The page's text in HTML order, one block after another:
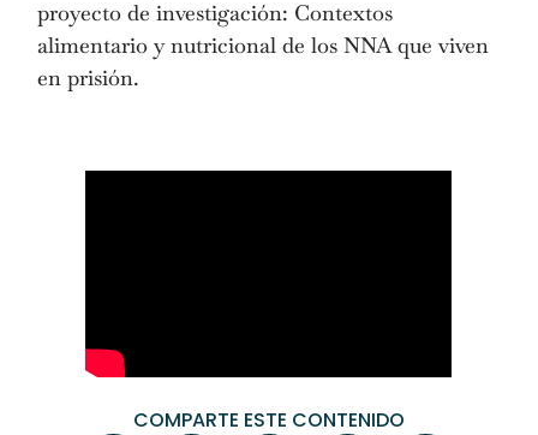
proyecto de investigación: Contextos
alimentario y nutricional de los NNA que viven
en prisión.
COMPARTE ESTE CONTENIDO